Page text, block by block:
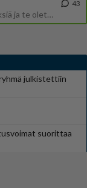
Miksi se että mies on seksuaalinen ja haluaa seksiä ja te olette hänen mielestänne haluttava on vastenmielistä? Mikä sii
43
julkistettiin
suorittaa